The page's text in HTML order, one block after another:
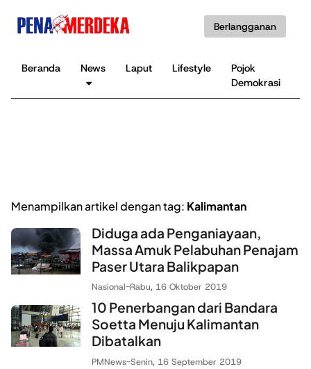
Berlangganan
Beranda News Laput Lifestyle
Pojok
Demokrasi
Menampilkan artikel dengan tag: Kalimantan
Diduga ada Penganiayaan,
Massa Amuk Pelabuhan Penajam
Paser Utara Balikpapan
Nasional-Rabu, 16 Oktober 2019
10 Penerbangan dari Bandara
Soetta Menuju Kalimantan
Dibatalkan
PMNews-Senin, 16 September 2019